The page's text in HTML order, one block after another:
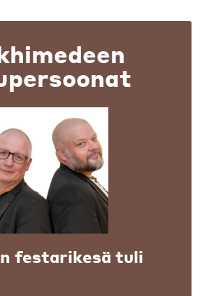
festarikesä tuli